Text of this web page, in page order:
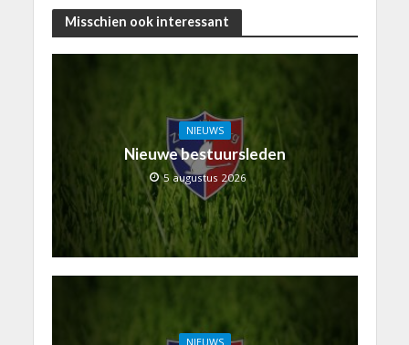
Misschien ook interessant
NIEUWS
Nieuwe bestuursleden
5 augustus 2026
NIEUWS